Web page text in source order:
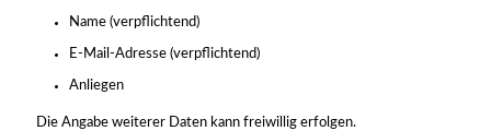
Name (verpflichtend)
E-Mail-Adresse (verpflichtend)
Anliegen
Die Angabe weiterer Daten kann freiwillig erfolgen.